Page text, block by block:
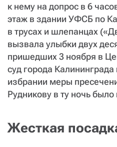
к нему на допрос в 6
этаж в здании УФСБ по
в трусах и шлепанцах
вызвала улыбки двух
пришедших 3 ноября в
суд города
избрании меры
Рудникову в ту ночь
Жесткая